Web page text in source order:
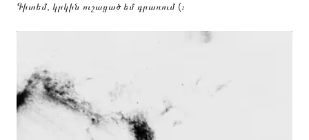
Գիտեմ, կրկին ուշացած եմ գրառում (։